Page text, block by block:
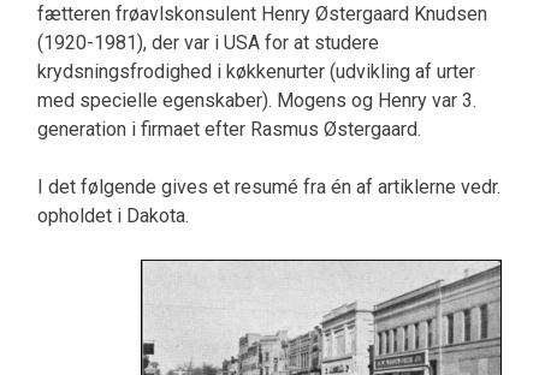
fætteren frøavlskonsulent Henry Østergaard Knudsen
(1920-1981), der var i USA for at studere
krydsningsfrodighed i køkkenurter (udvikling af urter
med specielle egenskaber). Mogens og Henry var 3.
generation i firmaet efter Rasmus Østergaard.
I det følgende gives et resumé fra én af artiklerne vedr.
opholdet i Dakota.